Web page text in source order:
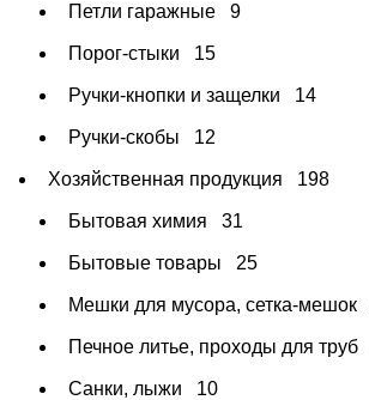
Петли гаражные 9
Порог-стыки 15
Ручки-кнопки и защелки 14
Ручки-скобы 12
Хозяйственная продукция 198
Бытовая химия 31
Бытовые товары 25
Мешки для мусора, сетка-мешок
Печное литье, проходы для труб
Санки, лыжи 10